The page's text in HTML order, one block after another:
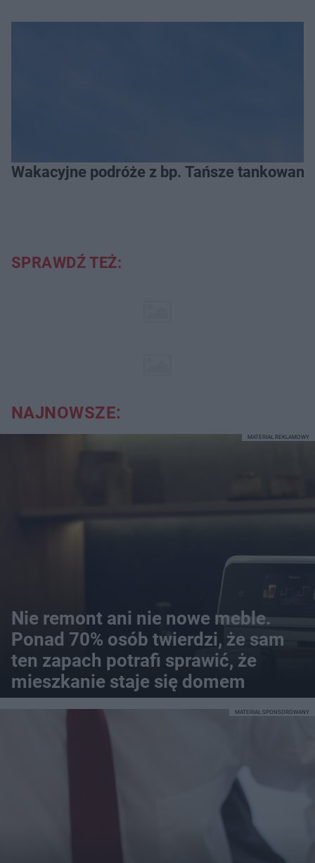
Wakacyjne podróże z bp. Tańsze
SPRAWDŹ TEŻ:
NAJNOWSZE:
Nie remont ani nie nowe meble.
Ponad 70% osób twierdzi, że sam
ten zapach potrafi sprawić, że
mieszkanie staje się domem
MATERIAŁ REKLAMOWY
MATERIAŁ SPONSOROWANY